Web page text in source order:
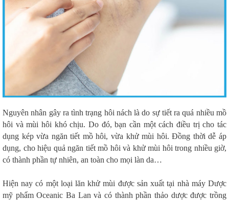
Nguyên nhân gây ra tình trạng hôi nách là do sự tiết ra quá nhiều mồ
hôi và mùi hôi khó chịu. Do đó, bạn cần một cách điều trị cho tác
dụng kép vừa ngăn tiết mồ hôi, vừa khử mùi hôi. Đồng thời dễ áp
dụng, cho hiệu quả ngăn tiết mồ hôi và khử mùi hôi trong nhiều giờ,
có thành phần tự nhiên, an toàn cho mọi làn da…
Hiện nay có một loại lăn khử mùi được sản xuất tại nhà máy Dược
mỹ phẩm Oceanic Ba Lan và có thành phần thảo dược được trồng